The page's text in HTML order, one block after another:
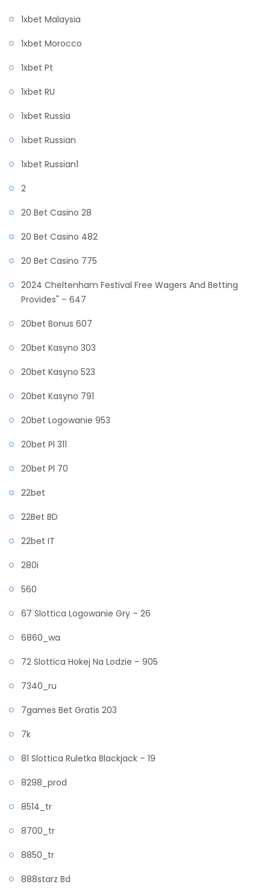
1xbet Malaysia
1xbet Morocco
1xbet Pt
1xbet RU
1xbet Russia
1xbet Russian
1xbet Russian1
2
20 Bet Casino 28
20 Bet Casino 482
20 Bet Casino 775
2024 Cheltenham Festival Free Wagers And Betting
Provides" – 647
20bet Bonus 607
20bet Kasyno 303
20bet Kasyno 523
20bet Kasyno 791
20bet Logowanie 953
20bet Pl 311
20bet Pl 70
22bet
22Bet BD
22bet IT
280i
560
67 Slottica Logowanie Gry – 26
6860_wa
72 Slottica Hokej Na Lodzie – 905
7340_ru
7games Bet Gratis 203
7k
81 Slottica Ruletka Blackjack – 19
8298_prod
8514_tr
8700_tr
8850_tr
888starz Bd